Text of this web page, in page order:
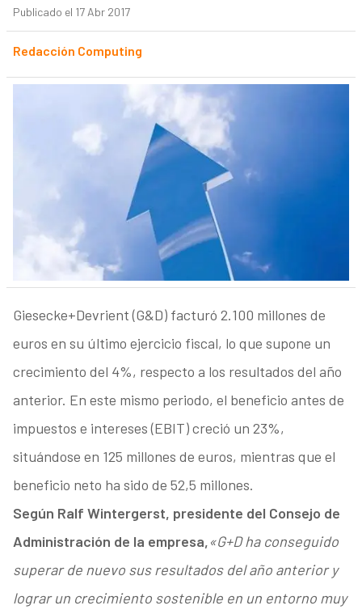
Publicado el 17 Abr 2017
Redacción Computing
Giesecke+Devrient (G&D) facturó 2.100 millones de
euros en su último ejercicio fiscal, lo que supone un
crecimiento del 4%, respecto a los resultados del año
anterior. En este mismo periodo, el beneficio antes de
impuestos e intereses (EBIT) creció un 23%,
situándose en 125 millones de euros, mientras que el
beneficio neto ha sido de 52,5 millones.
Según Ralf Wintergerst, presidente del Consejo de
Administración de la empresa,«G+D ha conseguido
superar de nuevo sus resultados del año anterior y
lograr un crecimiento sostenible en un entorno muy